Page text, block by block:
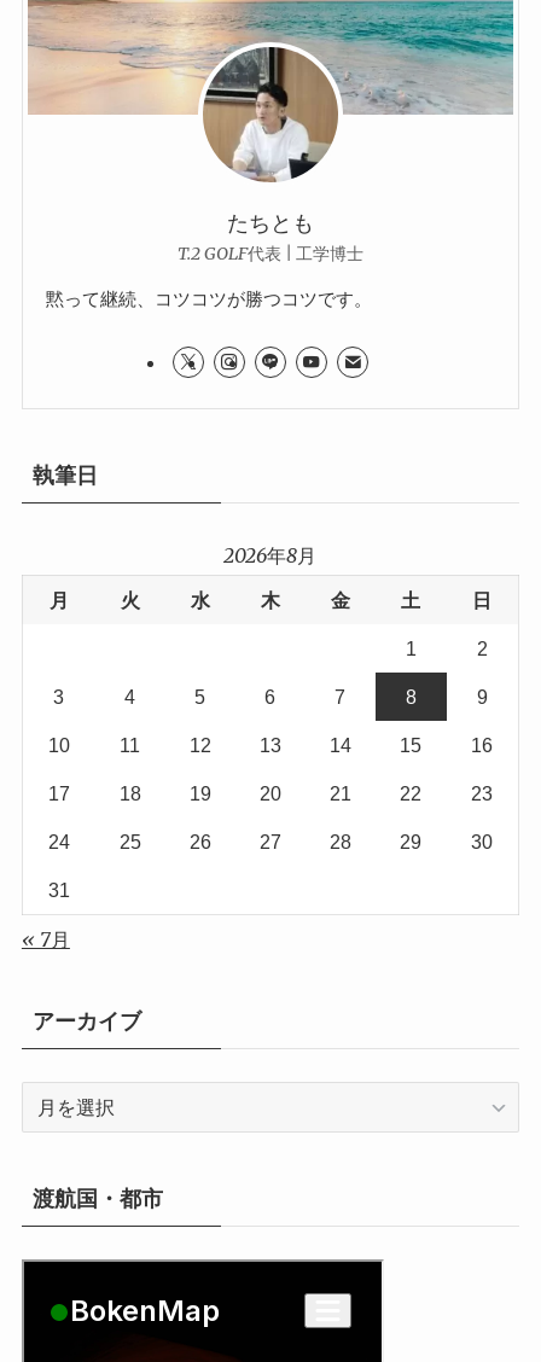
たちとも
T.2 GOLF代表 | 工学博士
黙って継続、コツコツが勝つコツです。
執筆日
2026年8月
月
火 水 木 金 土 日
1 2
3 4 5 6 7 8 9
10 11 12 13 14 15 16
17 18 19 20 21 22 23
24 25 26 27 28 29 30
31
« 7月
アーカイブ
ー
イ
ブ
渡航国・都市